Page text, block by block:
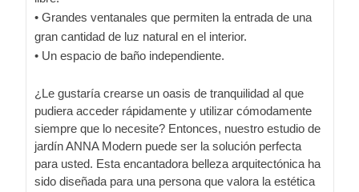
• Grandes ventanales que permiten la entrada de una
gran cantidad de luz natural en el interior.
• Un espacio de baño independiente.
¿Le gustaría crearse un oasis de tranquilidad al que
pudiera acceder rápidamente y utilizar cómodamente
siempre que lo necesite? Entonces, nuestro estudio de
jardín ANNA Modern puede ser la solución perfecta
para usted. Esta encantadora belleza arquitectónica ha
sido diseñada para una persona que valora la estética